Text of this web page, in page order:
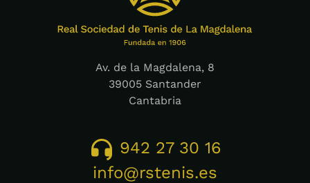
Av. de la Magdalena, 8
39005 Santander
Cantabria
942 27 30 16
info@rstenis.es